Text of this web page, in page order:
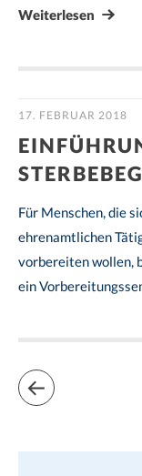
Weiterlesen
17. FEBRUAR 2018
Für Menschen, die
ehrenamtlichen
vorbereiten wollen,
ein